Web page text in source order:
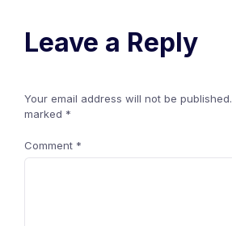
Leave a Reply
Your email address will not be published.
marked *
Comment *